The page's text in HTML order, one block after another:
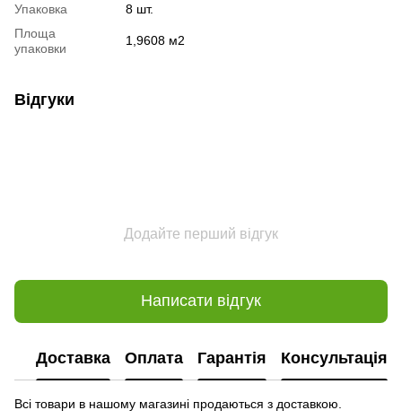
Упаковка
8 шт.
Площа
упаковки
1,9608 м2
Відгуки
Додайте перший відгук
Написати відгук
Доставка Оплата Гарантія Консультація
Всі товари в нашому магазині продаються з доставкою.